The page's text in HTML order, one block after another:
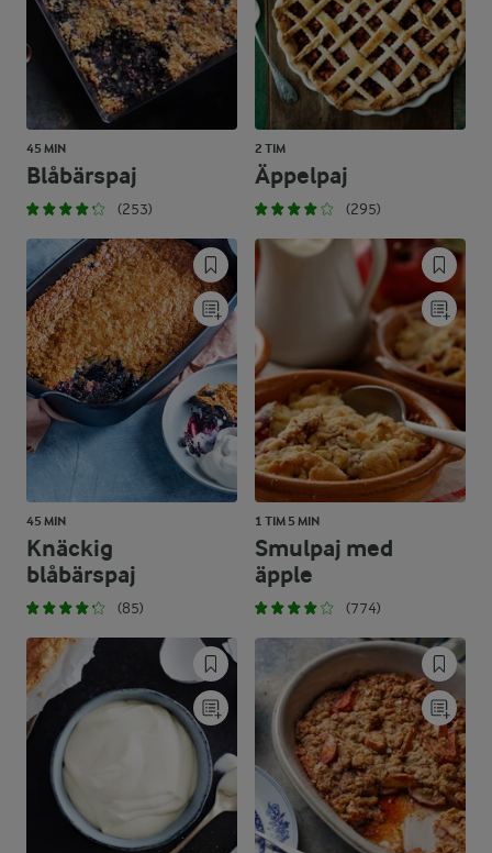
45 MIN
Blåbärspaj
(253)
2 TIM
Äppelpaj
(295)
45 MIN
Knäckig
blåbärspaj
(85)
1 TIM 5 MIN
Smulpaj med
äpple
(774)